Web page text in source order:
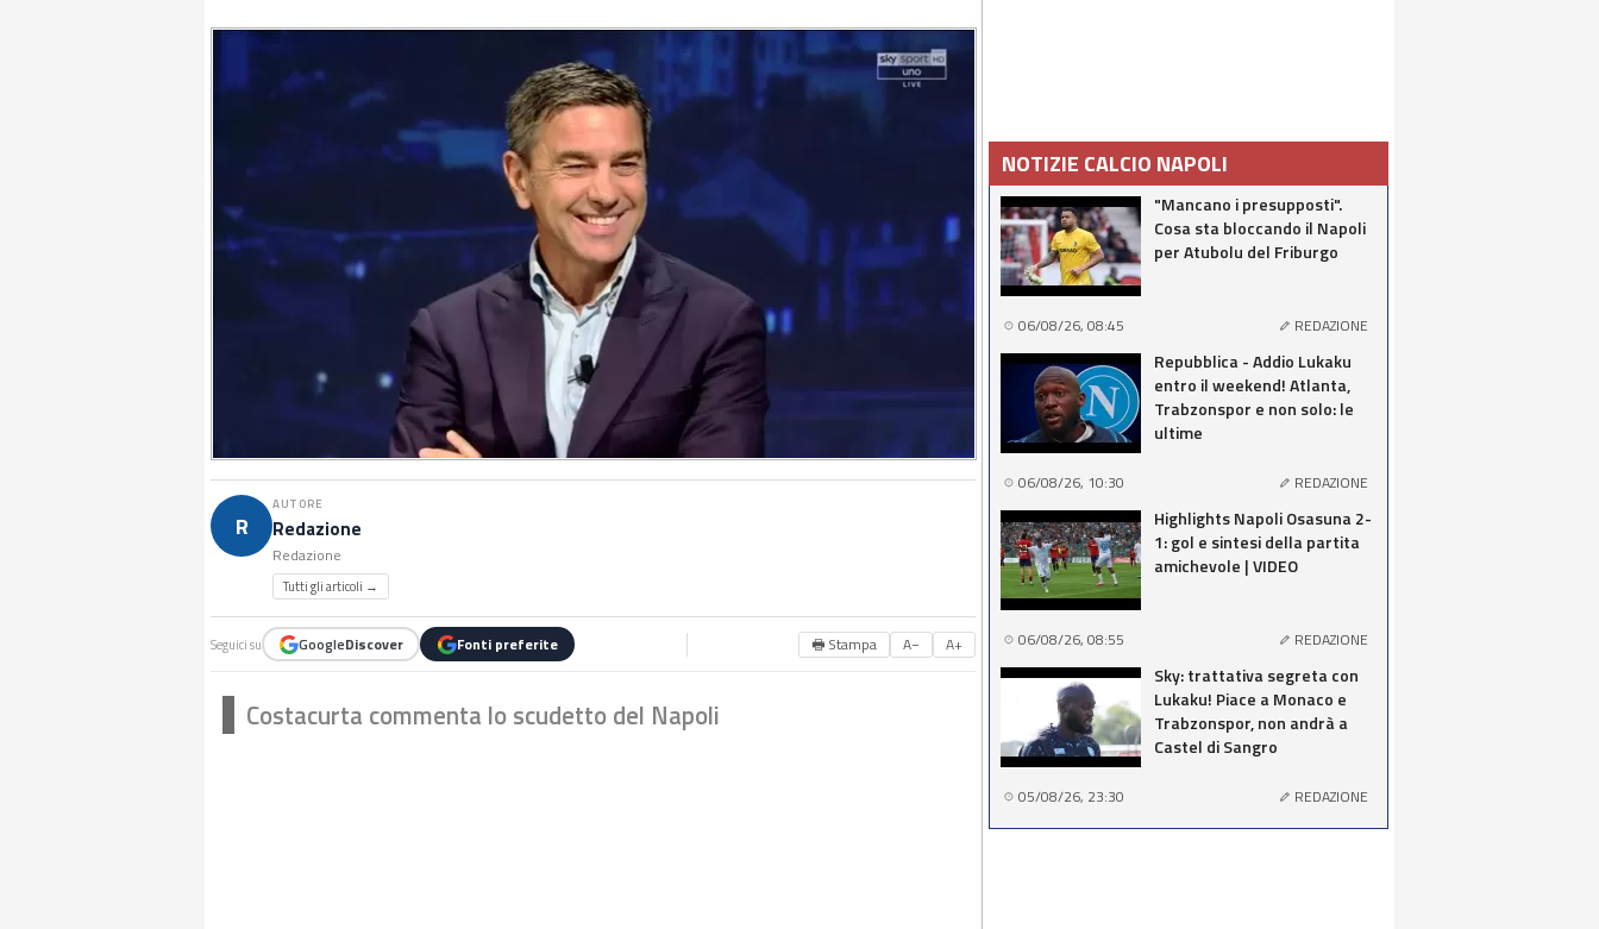
R
AUTORE
Redazione
Redazione
Tutti gli articoli →
Seguici su GoogleDiscover Fonti preferite 🖶 Stampa A− A+
Costacurta commenta lo scudetto del Napoli
NOTIZIE CALCIO NAPOLI
"Mancano i presupposti".
Cosa sta bloccando il Napoli
per Atubolu del Friburgo
06/08/26, 08:45 REDAZIONE
Repubblica - Addio Lukaku
entro il weekend! Atlanta,
Trabzonspor e non solo: le
ultime
06/08/26, 10:30 REDAZIONE
Highlights Napoli Osasuna 2-
1: gol e sintesi della partita
amichevole | VIDEO
06/08/26, 08:55 REDAZIONE
Sky: trattativa segreta con
Lukaku! Piace a Monaco e
Trabzonspor, non andrà a
Castel di Sangro
05/08/26, 23:30 REDAZIONE